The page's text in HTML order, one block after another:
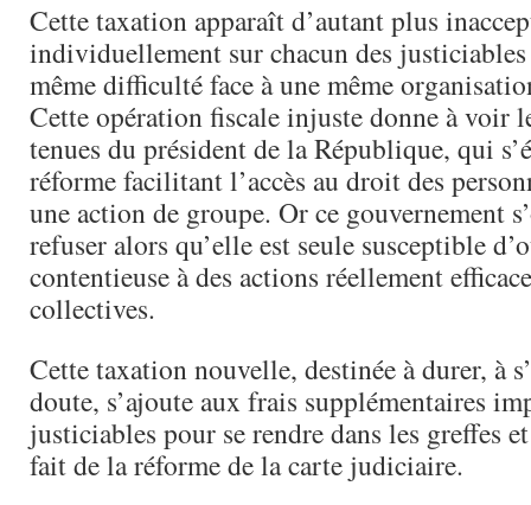
Cette taxation apparaît d’autant plus
individuellement sur chacun des
même difficulté face à une même
Cette opération fiscale injuste donne à voir
tenues du président de la République, qui
réforme facilitant l’accès au droit des
une action de groupe. Or ce gouvernement
refuser alors qu’elle est seule susceptible
contentieuse à des actions réellement
collectives.
Cette taxation nouvelle, destinée à durer, à
doute, s’ajoute aux frais supplémentaires
justiciables pour se rendre dans les greffes
fait de la réforme de la carte judiciaire.